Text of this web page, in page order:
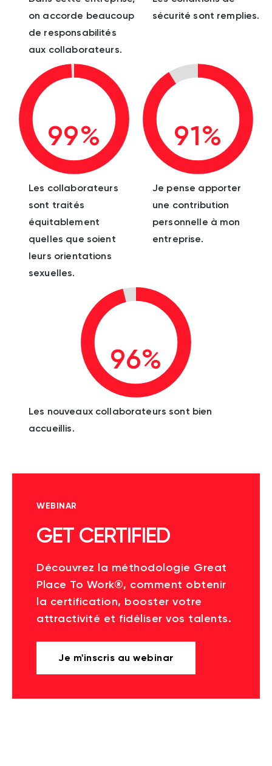
on accorde beaucoup
de responsabilités
aux collaborateurs.
sécurité sont remplies.
99%
Les collaborateurs
sont traités
équitablement
quelles que soient
leurs orientations
sexuelles.
91%
Je pense apporter
une contribution
personnelle à mon
entreprise.
96%
Les nouveaux collaborateurs sont bien
accueillis.
WEBINAR
GET CERTIFIED
Découvrez la méthodologie Great
Place To Work®, comment obtenir
la certification, booster votre
attractivité et fidéliser vos talents.
Je m'inscris au webinar